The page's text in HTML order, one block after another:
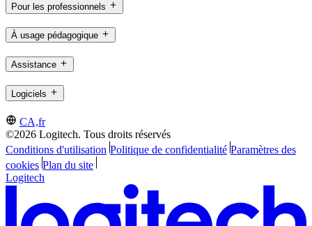
Pour les professionnels
À usage pédagogique
Assistance
Logiciels
CA,fr
©2026 Logitech. Tous droits réservés
Conditions d'utilisation Politique de confidentialité Paramètres des
cookies Plan du site
Logitech